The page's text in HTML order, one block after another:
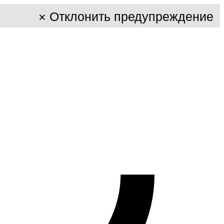
× Отклонить предупреждение